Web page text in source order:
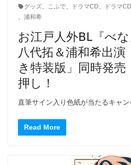
グッズ
こふで ドラマCD ドラマ
浦和希
お江戸人外BL『べな
八代拓＆浦和希出
き特装版」同時発売
押し！
直筆サイン入り色紙が当たるキャ
Read More